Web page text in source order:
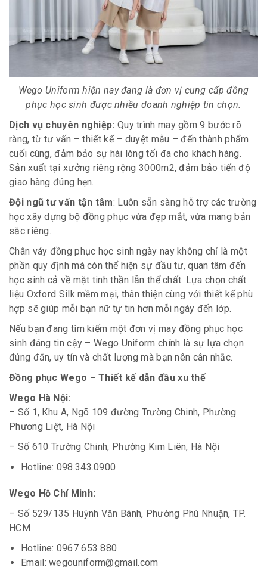
Wego Uniform hiện nay đang là đơn vị cung cấp đồng
phục học sinh được nhiều doanh nghiệp tin chọn.
Dịch vụ chuyên nghiệp: Quy trình may gồm 9 bước rõ
ràng, từ tư vấn – thiết kế – duyệt mẫu – đến thành phẩm
cuối cùng, đảm bảo sự hài lòng tối đa cho khách hàng.
Sản xuất tại xưởng riêng rộng 3000m2, đảm bảo tiến độ
giao hàng đúng hẹn.
Đội ngũ tư vấn tận tâm: Luôn sẵn sàng hỗ trợ các trường
học xây dựng bộ đồng phục vừa đẹp mắt, vừa mang bản
sắc riêng.
Chân váy đồng phục học sinh ngày nay không chỉ là một
phần quy định mà còn thể hiện sự đầu tư, quan tâm đến
học sinh cả về mặt tinh thần lẫn thể chất. Lựa chọn chất
liệu Oxford Silk mềm mại, thân thiện cùng với thiết kế phù
hợp sẽ giúp mỗi bạn nữ tự tin hơn mỗi ngày đến lớp.
Nếu bạn đang tìm kiếm một đơn vị may đồng phục học
sinh đáng tin cậy – Wego Uniform chính là sự lựa chọn
đúng đắn, uy tín và chất lượng mà bạn nên cân nhắc.
Đồng phục Wego – Thiết kế dẫn đầu xu thế
Wego Hà Nội:
– Số 1, Khu A, Ngõ 109 đường Trường Chinh, Phường
Phương Liệt, Hà Nội
– Số 610 Trường Chinh, Phường Kim Liên, Hà Nội
Hotline: 098.343.0900
Wego Hồ Chí Minh:
– Số 529/135 Huỳnh Văn Bánh, Phường Phú Nhuận, TP.
HCM
Hotline: 0967 653 880
Email: wegouniform@gmail.com